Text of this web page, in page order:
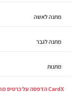
מתנה לאשה
מתנה לגבר
מתנות
CardX הדפסה על כרטיס מתכת בהתאמה אישית